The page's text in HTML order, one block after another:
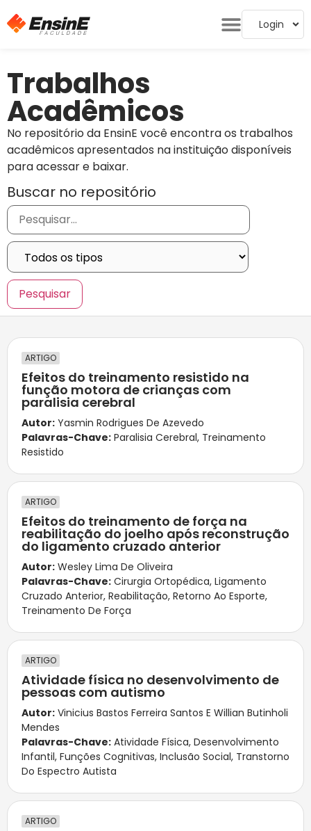
Login
Trabalhos
Acadêmicos
No repositório da EnsinE você encontra os trabalhos
acadêmicos apresentados na instituição disponíveis
para acessar e baixar.
Buscar no repositório
ARTIGO
Efeitos do treinamento resistido na
função motora de crianças com
paralisia cerebral
Autor: Yasmin Rodrigues De Azevedo
Palavras-Chave: Paralisia Cerebral, Treinamento
Resistido
ARTIGO
Efeitos do treinamento de força na
reabilitação do joelho após reconstrução
do ligamento cruzado anterior
Autor: Wesley Lima De Oliveira
Palavras-Chave: Cirurgia Ortopédica, Ligamento
Cruzado Anterior, Reabilitação, Retorno Ao Esporte,
Treinamento De Força
ARTIGO
Atividade física no desenvolvimento de
pessoas com autismo
Autor: Vinicius Bastos Ferreira Santos E Willian Butinholi
Mendes
Palavras-Chave: Atividade Física, Desenvolvimento
Infantil, Funções Cognitivas, Inclusão Social, Transtorno
Do Espectro Autista
ARTIGO